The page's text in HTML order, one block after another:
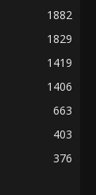
1882
1829
1419
1406
663
403
376